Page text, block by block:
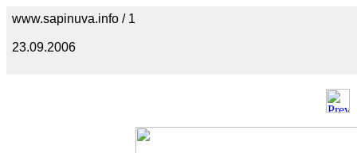
www.sapinuva.info / 1
23.09.2006